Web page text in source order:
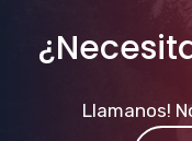
Llamanos!